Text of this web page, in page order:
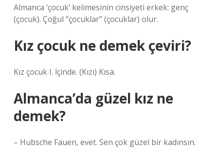
Almanca ‘çocuk’ kelimesinin cinsiyeti erkek: genç
(çocuk). Çoğul “çocuklar” (çocuklar) olur.
Kız çocuk ne demek çeviri?
Kız çocuk I. İçinde. (Kızı) Kısa.
Almanca’da güzel kız ne
demek?
– Hubsche Fauen, evet. Sen çok güzel bir kadınsın.